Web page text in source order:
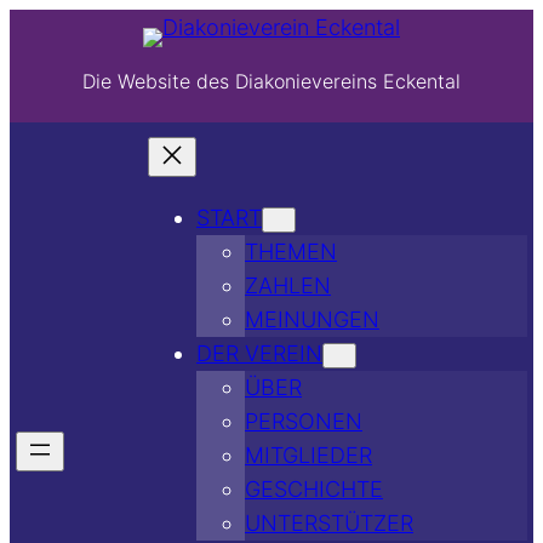
Die Website des Diakonievereins Eckental
START
THEMEN
ZAHLEN
MEINUNGEN
DER VEREIN
ÜBER
PERSONEN
MITGLIEDER
GESCHICHTE
UNTERSTÜTZER